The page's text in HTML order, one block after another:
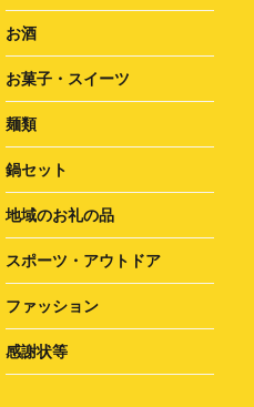
お酒
お菓子・スイーツ
麺類
鍋セット
地域のお礼の品
スポーツ・アウトドア
ファッション
感謝状等